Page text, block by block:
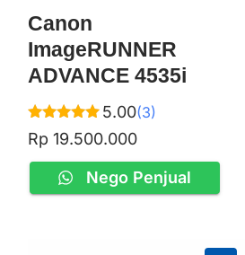
Canon
ImageRUNNER
ADVANCE 4535i
Rated
5.00
5.00(3)
Rp 19.500.000
Nego Penjual